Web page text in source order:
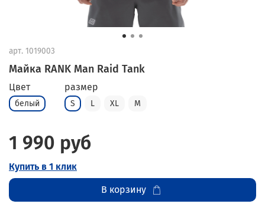
арт. 1019003
Майка RANK Man Raid Tank
Цвет
белый
размер
S L XL M
1 990 руб
Купить в 1 клик
В корзину